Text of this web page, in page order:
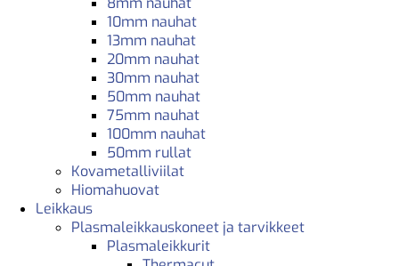
10mm nauhat
13mm nauhat
20mm nauhat
30mm nauhat
50mm nauhat
75mm nauhat
100mm nauhat
50mm rullat
Kovametalliviilat
Hiomahuovat
Leikkaus
Plasmaleikkauskoneet ja tarvikkeet
Plasmaleikkurit